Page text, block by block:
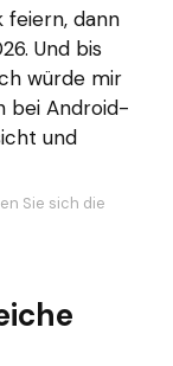
feiern, dann
Und bis
würde mir
bei Android-
und
Sie sich die